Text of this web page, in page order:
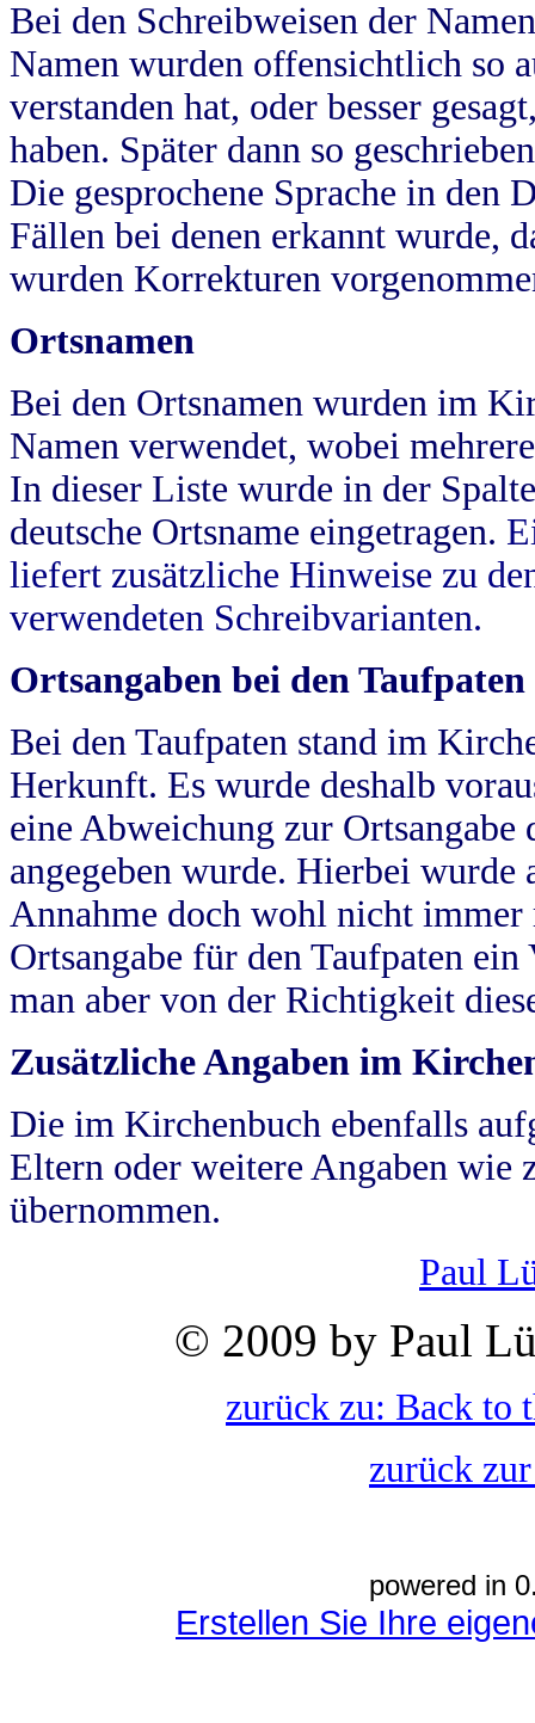
Bei den Schreibweisen der
Namen wurden offensichtlich so
verstanden hat, oder besser
haben. Später dann so
Die gesprochene Sprache in
Fällen bei denen erkannt wurde,
wurden Korrekturen
Ortsnamen
Bei den Ortsnamen wurden im
Namen verwendet, wobei
In dieser Liste wurde in der
deutsche Ortsname eingetragen.
liefert zusätzliche Hinweise zu
verwendeten Schreibvarianten.
Ortsangaben bei den Taufpaten
Bei den Taufpaten stand im
Herkunft. Es wurde deshalb
eine Abweichung zur
angegeben wurde. Hierbei wurde
Annahme doch wohl nicht
Ortsangabe für den Taufpaten
man aber von der Richtigkeit
Zusätzliche Angaben im
Die im Kirchenbuch ebenfalls
Eltern oder weitere Angaben wie
übernommen.
Paul
© 2009 by Paul
zurück zu: Back to
zurück
powered in
Erstellen Sie Ihre